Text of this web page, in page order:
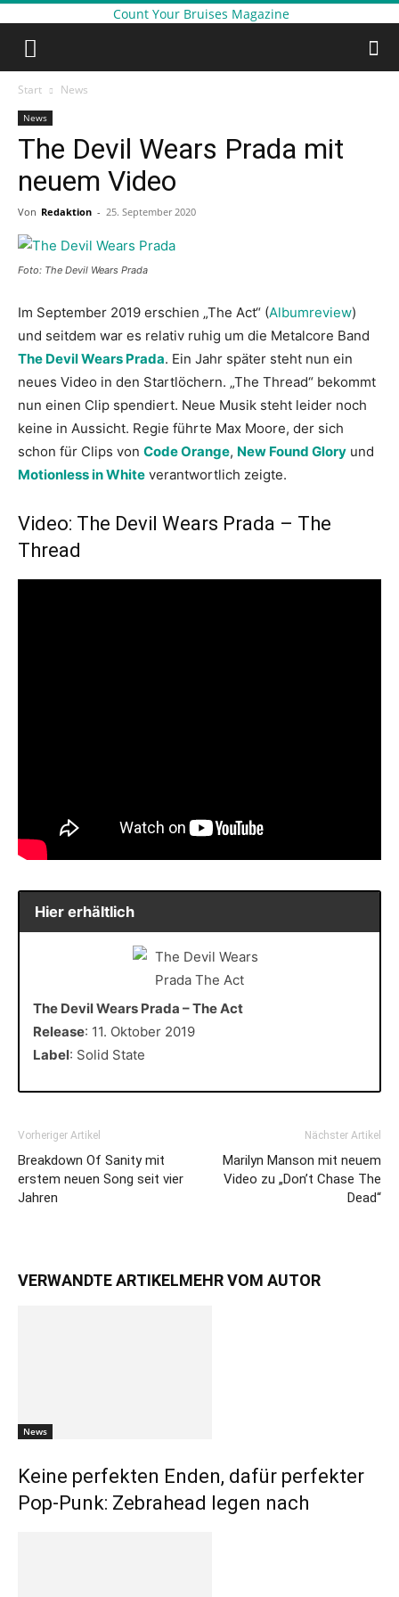
Count Your Bruises Magazine
Start News
News
The Devil Wears Prada mit
neuem Video
Von Redaktion - 25. September 2020
Foto: The Devil Wears Prada
Im September 2019 erschien „The Act“ (Albumreview)
und seitdem war es relativ ruhig um die Metalcore Band
The Devil Wears Prada. Ein Jahr später steht nun ein
neues Video in den Startlöchern. „The Thread“ bekommt
nun einen Clip spendiert. Neue Musik steht leider noch
keine in Aussicht. Regie führte Max Moore, der sich
schon für Clips von Code Orange, New Found Glory und
Motionless in White verantwortlich zeigte.
Video: The Devil Wears Prada – The
Thread
Hier erhältlich
The Devil Wears Prada – The Act
Release: 11. Oktober 2019
Label: Solid State
Vorheriger Artikel
Breakdown Of Sanity mit
erstem neuen Song seit vier
Jahren
Nächster Artikel
Marilyn Manson mit neuem
Video zu „Don’t Chase The
Dead“
VERWANDTE ARTIKELMEHR VOM AUTOR
News
Keine perfekten Enden, dafür perfekter
Pop-Punk: Zebrahead legen nach